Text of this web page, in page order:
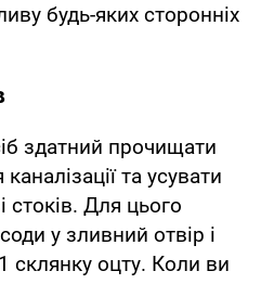
будь-яких сторонніх
здатний прочищати
та усувати
стоків. Для цього
у зливний отвір і
склянку оцту. Коли ви